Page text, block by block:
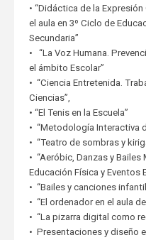
• “Didáctica de la
el aula en 3º Ciclo de
Secundaria”
• “La Voz Humana.
el ámbito Escolar”
• “Ciencia Entretenida.
Ciencias”,
• “El Tenis en la Escuela”
• “Metodología Interactiva
• “Teatro de sombras y
• “Aeróbic, Danzas y
Educación Física y Eventos
• “Bailes y canciones
• “El ordenador en el aula
• “La pizarra digital como
• Presentaciones y diseño